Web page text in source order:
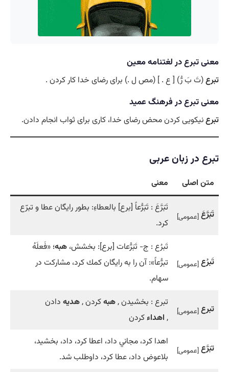
معنی تبرع در لغتنامه معین
تبرع(تَ بَ رُّ) [ ع . ] (مص ل .) برای رضای خدا کار کردن .
معنی تبرع در فرهنگ عمید
تبرعنیکویی کردن محض رضای خدا، کاری برای ثواب انجام دادن.
تبرع در زبان عربی
متن اصلی معنی
تَبَرَّعَ [عمومی]
تَبَرَّعَ : تَبَرُّعاً [برع] بالعطاءِ: بطور رايگان عطا و تبرّع
كرد.
تَبرُع [عمومی]
تَبرُع : ج- تَبَرُّعات [برع]: بخشش، هبه؛ «فَعلَهُ
تبرُّعاً»: آن را به رايگان كمك كرد، مشاركت در
سهام.
تبرع [عمومی]
تبرع : بخشيدن ,هبهکردن ,هديهدادن
, اهداءکردن
تبَرَّع [عمومی]
اهدا كرد، مجاني داد، اعطا كرد، داد، بخشيد،
بلاعوض داد، عطا كرد، داوطلب شد.